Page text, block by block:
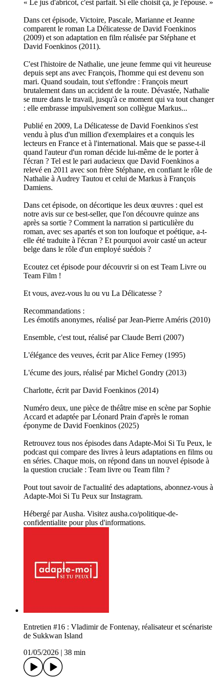
« Le jus d'abricot, c'est parfait. Si elle choisit ça, je l'épouse. »
Dans cet épisode, Victoire, Pascale, Marianne et Jeanne
comparent le roman La Délicatesse de David Foenkinos
(2009) et son adaptation en film réalisée par Stéphane et
David Foenkinos (2011).
C'est l'histoire de Nathalie, une jeune femme qui vit heureuse
depuis sept ans avec François, l'homme qui est devenu son
mari. Quand soudain, tout s'effondre : François meurt
brutalement dans un accident de la route. Dévastée, Nathalie
se mure dans le travail, jusqu'à ce moment qui va tout changer
: elle embrasse impulsivement son collègue Markus...
Publié en 2009, La Délicatesse de David Foenkinos s'est
vendu à plus d'un million d'exemplaires et a conquis les
lecteurs en France et à l'international. Mais que se passe-t-il
quand l'auteur d'un roman décide lui-même de le porter à
l'écran ? Tel est le pari audacieux que David Foenkinos a
relevé en 2011 avec son frère Stéphane, en confiant le rôle de
Nathalie à Audrey Tautou et celui de Markus à François
Damiens.
Dans cet épisode, on décortique les deux œuvres : quel est
notre avis sur ce best-seller, que l'on découvre quinze ans
après sa sortie ? Comment la narration si particulière du
roman, avec ses apartés et son ton loufoque et poétique, a-t-
elle été traduite à l'écran ? Et pourquoi avoir casté un acteur
belge dans le rôle d'un employé suédois ?
Ecoutez cet épisode pour découvrir si on est Team Livre ou
Team Film !
Et vous, avez-vous lu ou vu La Délicatesse ?
Recommandations :
Les émotifs anonymes, réalisé par Jean-Pierre Améris (2010)
Ensemble, c'est tout, réalisé par Claude Berri (2007)
L'élégance des veuves, écrit par Alice Ferney (1995)
L'écume des jours, réalisé par Michel Gondry (2013)
Charlotte, écrit par David Foenkinos (2014)
Numéro deux, une pièce de théâtre mise en scène par Sophie
Accard et adaptée par Léonard Prain d'après le roman
éponyme de David Foenkinos (2025)
Retrouvez tous nos épisodes dans Adapte-Moi Si Tu Peux, le
podcast qui compare des livres à leurs adaptations en films ou
en séries. Chaque mois, on répond dans un nouvel épisode à
la question cruciale : Team livre ou Team film ?
Pout tout savoir de l'actualité des adaptations, abonnez-vous à
Adapte-Moi Si Tu Peux sur Instagram.
Hébergé par Ausha. Visitez ausha.co/politique-de-
confidentialite pour plus d'informations.
Entretien #16 : Vladimir de Fontenay, réalisateur et scénariste
de Sukkwan Island
01/05/2026
38 min